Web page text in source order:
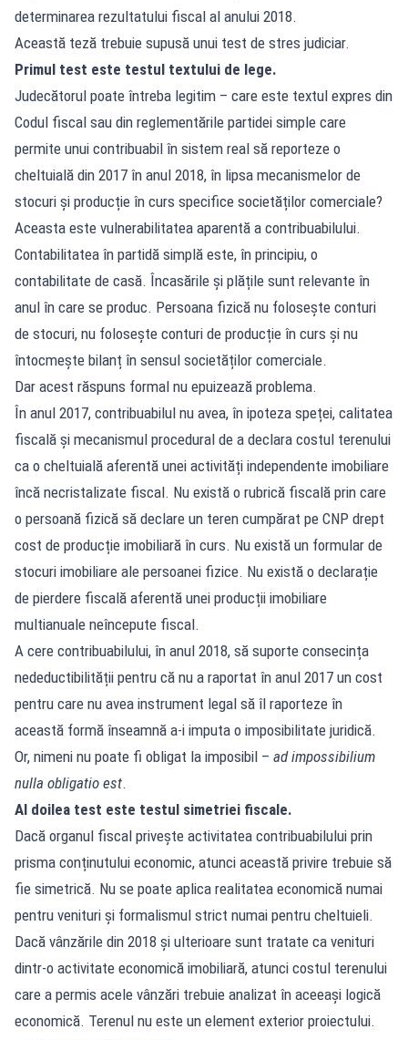
determinarea rezultatului fiscal al anului 2018.
Această teză trebuie supusă unui test de stres judiciar.
Primul test este testul textului de lege.
Judecătorul poate întreba legitim – care este textul expres din
Codul fiscal sau din reglementările partidei simple care
permite unui contribuabil în sistem real să reporteze o
cheltuială din 2017 în anul 2018, în lipsa mecanismelor de
stocuri și producție în curs specifice societăților comerciale?
Aceasta este vulnerabilitatea aparentă a contribuabilului.
Contabilitatea în partidă simplă este, în principiu, o
contabilitate de casă. Încasările și plățile sunt relevante în
anul în care se produc. Persoana fizică nu folosește conturi
de stocuri, nu folosește conturi de producție în curs și nu
întocmește bilanț în sensul societăților comerciale.
Dar acest răspuns formal nu epuizează problema.
În anul 2017, contribuabilul nu avea, în ipoteza speței, calitatea
fiscală și mecanismul procedural de a declara costul terenului
ca o cheltuială aferentă unei activități independente imobiliare
încă necristalizate fiscal. Nu există o rubrică fiscală prin care
o persoană fizică să declare un teren cumpărat pe CNP drept
cost de producție imobiliară în curs. Nu există un formular de
stocuri imobiliare ale persoanei fizice. Nu există o declarație
de pierdere fiscală aferentă unei producții imobiliare
multianuale neîncepute fiscal.
A cere contribuabilului, în anul 2018, să suporte consecința
nedeductibilității pentru că nu a raportat în anul 2017 un cost
pentru care nu avea instrument legal să îl raporteze în
această formă înseamnă a-i imputa o imposibilitate juridică.
Or, nimeni nu poate fi obligat la imposibil – ad impossibilium
nulla obligatio est.
Al doilea test este testul simetriei fiscale.
Dacă organul fiscal privește activitatea contribuabilului prin
prisma conținutului economic, atunci această privire trebuie să
fie simetrică. Nu se poate aplica realitatea economică numai
pentru venituri și formalismul strict numai pentru cheltuieli.
Dacă vânzările din 2018 și ulterioare sunt tratate ca venituri
dintr-o activitate economică imobiliară, atunci costul terenului
care a permis acele vânzări trebuie analizat în aceeași logică
economică. Terenul nu este un element exterior proiectului.